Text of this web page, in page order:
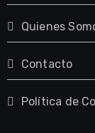
Quienes
Contacto
Política de